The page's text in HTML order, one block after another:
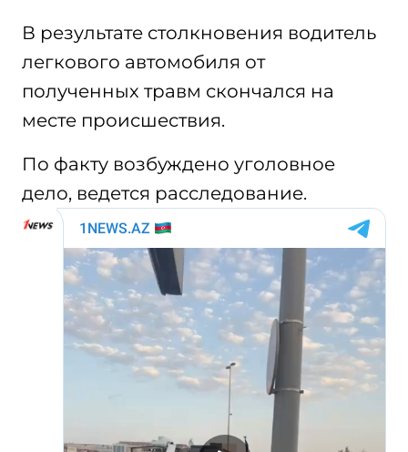
В результате столкновения водитель
легкового автомобиля от
полученных травм скончался на
месте происшествия.
По факту возбуждено уголовное
дело, ведется расследование.